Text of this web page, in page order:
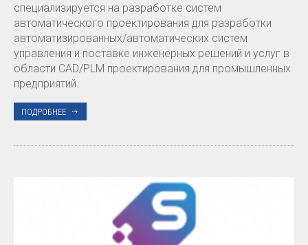
специализируется на разработке систем
автоматического проектирования для разработки
автоматизированных/автоматических систем
управления и поставке инженерных решений и услуг в
области CAD/PLM проектирования для промышленных
предприятий.
ПОДРОБНЕЕ